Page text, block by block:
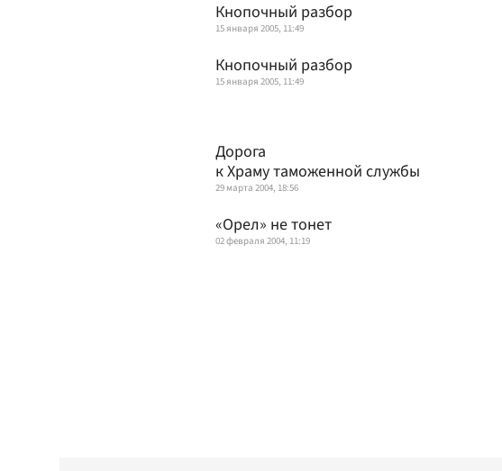
Кнопочный разбор
15 января 2005, 11:49
Кнопочный разбор
15 января 2005, 11:49
Дорога
к Храму таможенной службы
29 марта 2004, 18:56
«Орел» не тонет
02 февраля 2004, 11:19